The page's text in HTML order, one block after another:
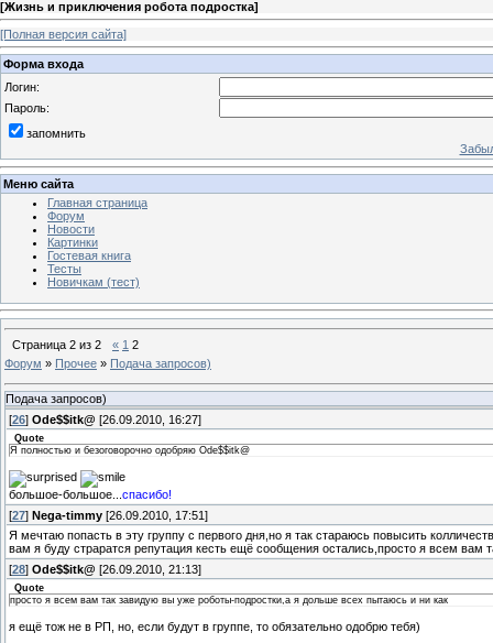
[Жизнь и приключения робота подростка]
[Полная версия сайта]
Форма входа
Логин:
Пароль:
запомнить
Меню сайта
Главная страница
Форум
Новости
Картинки
Гостевая книга
Тесты
Новичкам (тест)
Страница 2 из 2 « 1 2
Форум » Прочее » Подача запросов)
Подача запросов)
[26] Ode$$itk@ [26.09.2010, 16:27]
Quote
Я полностью и безоговорочно одобряю Ode$$itk@
большое-большое... спасибо!
[27] Nega-timmy [26.09.2010, 17:51]
Я мечтаю попасть в эту группу с первого дня,но я так стараюсь повысить
вам я буду страратся репутация кесть ещё сообщения остались,просто я всем
[28] Ode$$itk@ [26.09.2010, 21:13]
Quote
просто я всем вам так завидую вы уже роботы-подростки,а я дольше всех пытаюсь и ни как
я ещё тож не в РП, но, если будут в группе, то обязательно одобрю тебя)